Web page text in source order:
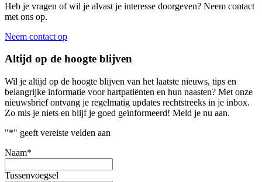
Heb je vragen of wil je alvast je interesse doorgeven? Neem contact
met ons op.
Neem contact op
Altijd op de hoogte blijven
Wil je altijd op de hoogte blijven van het laatste nieuws, tips en
belangrijke informatie voor hartpatiënten en hun naasten? Met onze
nieuwsbrief ontvang je regelmatig updates rechtstreeks in je inbox.
Zo mis je niets en blijf je goed geïnformeerd! Meld je nu aan.
"*" geeft vereiste velden aan
Naam*
Tussenvoegsel